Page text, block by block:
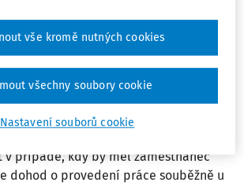
dani ve výši 15 %. V původním
o nemocenském pojištění s
limity pro účast zaměstnanců na
zabezpečení – ve výši 25 %
případě jedné či více dohod u jednoho
případě, kdy by měl zaměstnanec
dohod o provedení práce souběžně u
Nastavení souborů cookie
vše kromě nutných cookies
všechny soubory cookie